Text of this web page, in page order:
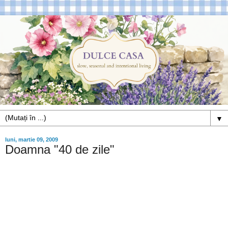
▼
luni, martie 09, 2009
Doamna "40 de zile"